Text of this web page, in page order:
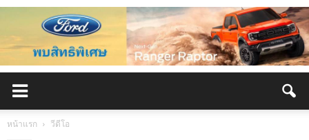
หน้าแรก วีดีโอ